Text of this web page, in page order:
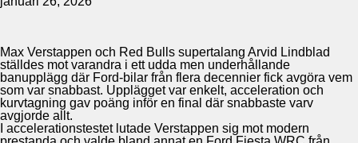
Max Verstappen och Red Bulls supertalang Arvid Lindblad
ställdes mot varandra i ett udda men underhållande
banupplägg där Ford-bilar från flera decennier fick avgöra vem
som var snabbast. Upplägget var enkelt, acceleration och
kurvtagning gav poäng inför en final där snabbaste varv
avgjorde allt.
I accelerationstestet lutade Verstappen sig mot modern